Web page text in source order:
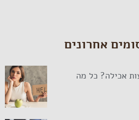
אחרונים
אכילה? כל מה